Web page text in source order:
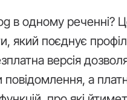
в одному реченні?
який поєднує
версія
повідомлення, а